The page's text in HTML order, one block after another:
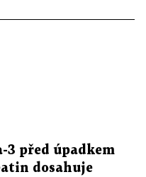
3 před úpadkem
dosahuje